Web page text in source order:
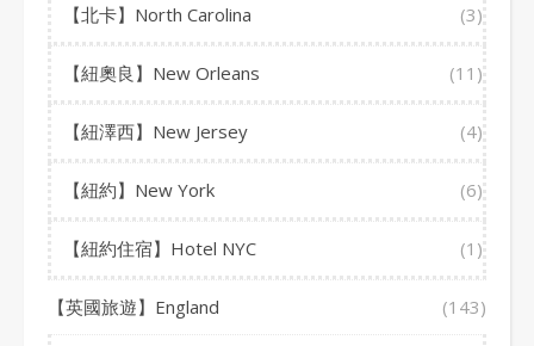
【北卡】North Carolina (3)
【紐奧良】New Orleans (11)
【紐澤西】New Jersey (4)
【紐約】New York (6)
【紐約住宿】Hotel NYC (1)
【英國旅遊】England (143)